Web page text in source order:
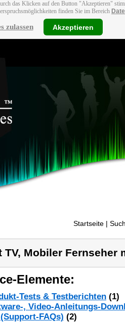
das Klicken auf den Button "Akzeptieren"
finden Sie im Bereich
zulassen Akzeptieren
Startseite |
Mobiler Fernseher
Elemente:
Tests & Testberichten (1)
, Video-Anleitungs-
FAQs) (2)